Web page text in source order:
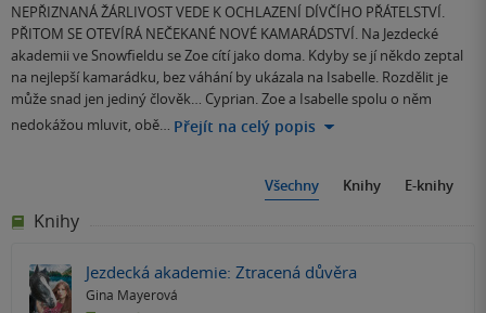
NEPŘIZNANÁ ŽÁRLIVOST VEDE K OCHLAZENÍ DÍVČÍHO PŘÁTELSTVÍ.
PŘITOM SE OTEVÍRÁ NEČEKANÉ NOVÉ KAMARÁDSTVÍ. Na Jezdecké
akademii ve Snowfieldu se Zoe cítí jako doma. Kdyby se jí někdo zeptal
na nejlepší kamarádku, bez váhání by ukázala na Isabelle. Rozdělit je
může snad jen jediný člověk… Cyprian. Zoe a Isabelle spolu o něm
nedokážou mluvit, obě… Přejít na celý popis
Všechny Knihy E-knihy
Knihy
Jezdecká akademie: Ztracená důvěra
Gina Mayerová